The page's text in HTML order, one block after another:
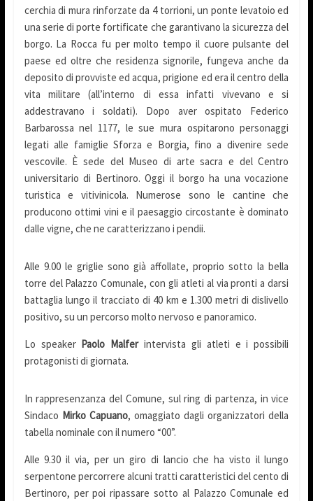
cerchia di mura rinforzate da 4 torrioni, un ponte levatoio ed
una serie di porte fortificate che garantivano la sicurezza del
borgo. La Rocca fu per molto tempo il cuore pulsante del
paese ed oltre che residenza signorile, fungeva anche da
deposito di provviste ed acqua, prigione ed era il centro della
vita militare (all’interno di essa infatti vivevano e si
addestravano i soldati). Dopo aver ospitato Federico
Barbarossa nel 1177, le sue mura ospitarono personaggi
legati alle famiglie Sforza e Borgia, fino a divenire sede
vescovile. È sede del Museo di arte sacra e del Centro
universitario di Bertinoro. Oggi il borgo ha una vocazione
turistica e vitivinicola. Numerose sono le cantine che
producono ottimi vini e il paesaggio circostante è dominato
dalle vigne, che ne caratterizzano i pendii.
Alle 9.00 le griglie sono già affollate, proprio sotto la bella
torre del Palazzo Comunale, con gli atleti al via pronti a darsi
battaglia lungo il tracciato di 40 km e 1.300 metri di dislivello
positivo, su un percorso molto nervoso e panoramico.
Lo speaker Paolo Malferintervista gli atleti e i possibili
protagonisti di giornata.
In rappresenzanza del Comune, sul ring di partenza, in vice
Sindaco Mirko Capuano, omaggiato dagli organizzatori della
tabella nominale con il numero “00”.
Alle 9.30 il via, per un giro di lancio che ha visto il lungo
serpentone percorrere alcuni tratti caratteristici del cento di
Bertinoro, per poi ripassare sotto al Palazzo Comunale ed